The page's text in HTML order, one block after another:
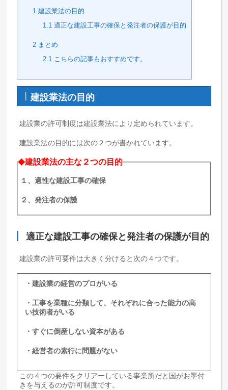
1 建設業法の目的
1.1 適正な建設工事の確保と発注者の保護が目的
2 まとめ
2.1 こちらの記事もおすすめです。
建設業法の目的
建設業の許可制度は建設業法により定められています。
建設業法の目的には次の２つが書かれています。
◆建設業法の主な２つの目的
１、適性な建設工事の確保
２、発注者の保護
適正な建設工事の確保と発注者の保護が目的
建設業の許可要件は大きく分けると次の４つです。
・建設業の経営のプロがいる
・工事を業種に分類して、それぞれに合った能力の高
い技術者がいる
・すぐに倒産しない資本がある
・経営者の素行に問題がない
この４つの要件をクリアーしている事業所だと国がお墨付
きを与えるのが許可制度です。